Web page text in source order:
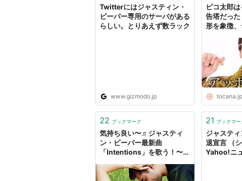
Twitterにはジャスティン・
ビーバー専用のサーバがある
らしい。とりあえず数ラック
www.gizmodo.jp
ピコ太郎
告塔だった
形を象徴、
tocana.jp
22 ブックマーク
気持ち良い〜♬ジャスティ
ン・ビーバー最新曲
「Intentions」を歌う！〜英
Bossの英語旅
21 ブックマー
ジャステ
退宣言 （
Yahoo!ニ